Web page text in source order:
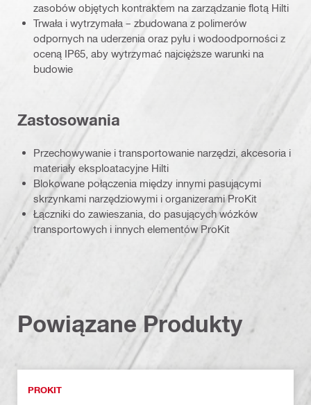
zasobów objętych kontraktem na zarządzanie flotą Hilti
Trwała i wytrzymała – zbudowana z polimerów
odpornych na uderzenia oraz pyłu i wodoodporności z
oceną IP65, aby wytrzymać najcięższe warunki na
budowie
Zastosowania
Przechowywanie i transportowanie narzędzi, akcesoria i
materiały eksploatacyjne Hilti
Blokowane połączenia między innymi pasującymi
skrzynkami narzędziowymi i organizerami ProKit
Łączniki do zawieszania, do pasujących wózków
transportowych i innych elementów ProKit
Powiązane Produkty
PROKIT